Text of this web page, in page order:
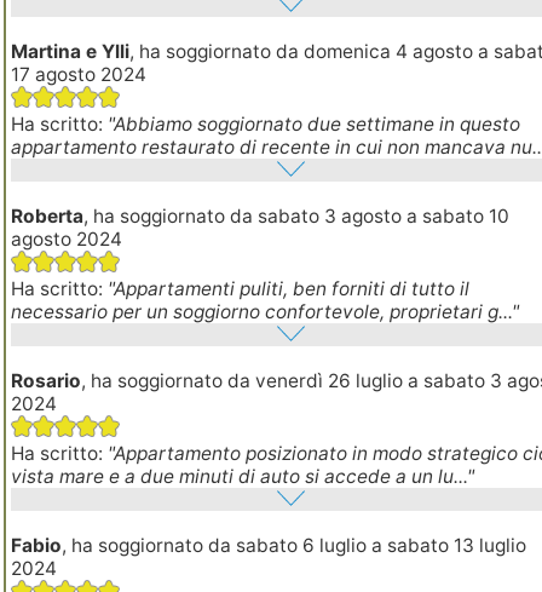
Martina e Ylli, ha soggiornato da domenica 4 agosto a
17 agosto 2024
Ha scritto: "Abbiamo soggiornato due settimane in questo
appartamento restaurato di recente in cui non mancava
Roberta, ha soggiornato da sabato 3 agosto a sabato 10
agosto 2024
Ha scritto: "Appartamenti puliti, ben forniti di tutto il
necessario per un soggiorno confortevole, proprietari g..."
Rosario, ha soggiornato da venerdì 26 luglio a sabato 3
2024
Ha scritto: "Appartamento posizionato in modo strategico
vista mare e a due minuti di auto si accede a un lu..."
Fabio, ha soggiornato da sabato 6 luglio a sabato 13 luglio
2024